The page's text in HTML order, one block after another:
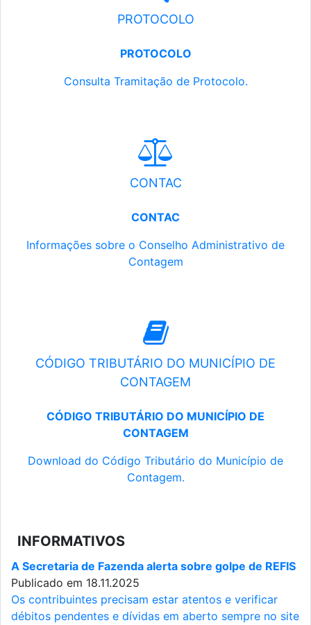
PROTOCOLO
PROTOCOLO
Consulta Tramitação de Protocolo.
CONTAC
CONTAC
Informações sobre o Conselho Administrativo de
Contagem
CÓDIGO TRIBUTÁRIO DO MUNICÍPIO DE
CONTAGEM
CÓDIGO TRIBUTÁRIO DO MUNICÍPIO DE
CONTAGEM
Download do Código Tributário do Município de
Contagem.
INFORMATIVOS
A Secretaria de Fazenda alerta sobre golpe de REFIS
Publicado em 18.11.2025
Os contribuintes precisam estar atentos e verificar
débitos pendentes e dívidas em aberto sempre no site